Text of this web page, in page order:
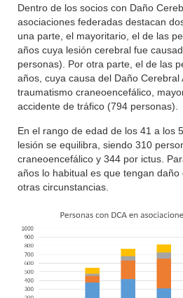
Dentro de los socios con Daño
asociaciones federadas destacan
una parte, el mayoritario, el de las
años cuya lesión cerebral fue
personas). Por otra parte, el de las
años, cuya causa del Daño Cerebral
traumatismo craneoencefálico,
accidente de tráfico (794 personas).
En el rango de edad de los 41 a los
lesión se equilibra, siendo 310
craneoencefálico y 344 por ictus.
años lo habitual es que tengan
otras circunstancias.